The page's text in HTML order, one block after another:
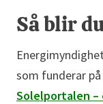
Så blir
som funderar på
Solelportalen –